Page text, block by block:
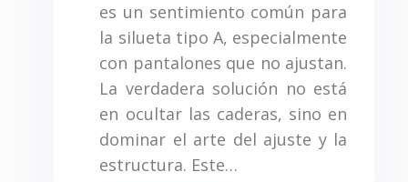
es un sentimiento común para
la silueta tipo A, especialmente
con pantalones que no ajustan.
La verdadera solución no está
en ocultar las caderas, sino en
dominar el arte del ajuste y la
estructura. Este…